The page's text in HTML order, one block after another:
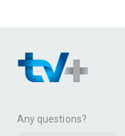
Any questions?